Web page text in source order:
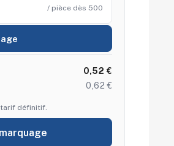
/ pièce dès 500
0,52 €
0,62 €
tarif définitif.